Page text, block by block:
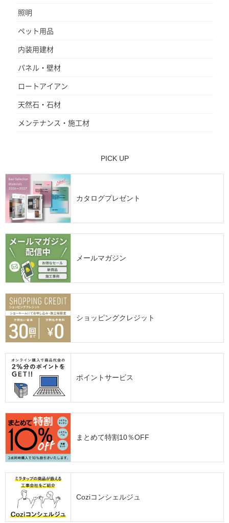
照明
ペット用品
内装用建材
パネル・壁材
ロートアイアン
天然石・石材
メンテナンス・施工材
PICK UP
カタログプレゼント
メールマガジン
ショッピングクレジット
ポイントサービス
まとめて特割10％OFF
Coziコンシェルジュ